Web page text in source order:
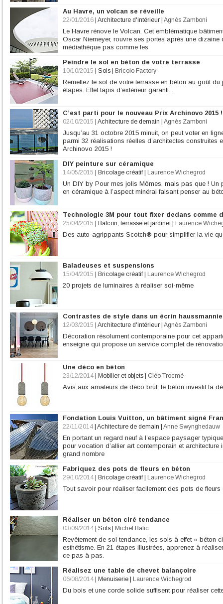
Au Havre, un volcan se réveille
22/01/2016 Architecture d'intérieur Agnès Zamboni
Le Havre rénove le Volcan. Cet emblématique
Oscar Niemeyer, rouvre ses portes après une dizaine
médiathèque pas comme les
Peindre le sol en béton de votre terrasse
10/10/2015 Sols Bricolo Factory
Remettez le sol de votre terrasse en béton au goût
étapes. Effet tapis d’extérieur garanti...
C’est parti pour le nouveau Prix Archinovo 2015 !
02/10/2015 Achitecture de demain Agnès Zamboni
Jusqu’au 31 octobre 2015 minuit, on peut voter en
parmi 32 réalisations réelles d’architectes construites
Archinovo 2015 !
DIY peinture sur céramique
14/05/2015 Bricolage créatif| Laurence Wichegrod
Un DIY by Pour mes jolis Mômes, mais pas que !
en céramique à l’aspect minéral faisant penser au
Technologie 3M pour tout fixer dedans comme
25/04/2015 Balcon, terrasse et jardinet| Laurence
Des auto-agrippants Scotch® pour simplifier la vie
Baladeuses et suspensions
15/04/2015 Bricolage créatif| Laurence Wichegrod
20 projets de luminaires à réaliser soi-même
Contrastes de style dans un écrin
12/03/2015 Architecture d'intérieur Agnès Zamboni
Décoration résolument contemporaine pour cet
enseigne qui propose un service complet de
Une déco en béton
23/12/2014 Mobilier et objets Cléo Trocmé
Avis aux amateurs de déco brut, le béton investit la
Fondation Louis Vuitton, un bâtiment signé
22/11/2014 Achitecture de demain Anne Swynghedauw
En portant un regard neuf à l’espace paysager
pour vocation d’allier art contemporain et architecture
grand nombre
Fabriquez des pots de fleurs en béton
29/10/2014 Bricolage créatif| Laurence Wichegrod
Tout savoir pour réaliser facilement des pots de fleurs
Réaliser un béton ciré tendance
03/09/2014 Sols Michel Balic
Revêtement de sol tendance, les sols à effet « béton
esthétisme. En 21 étapes illustrées, apprenez à
ce pas à pas.
Réalisez une table de chevet balançoire
06/08/2014 Menuiserie Laurence Wichegrod
Du bois et une corde solide suffisent pour réaliser